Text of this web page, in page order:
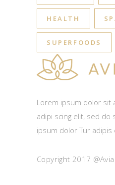
HEALTH
SUPERFOODS
Lorem ipsum dolor sit
adipi scing elit, sed do
ipsum dolor Tur adipis
Copyright 2017